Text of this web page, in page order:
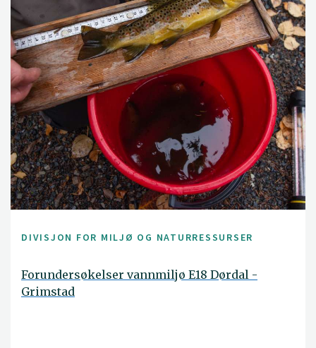
DIVISJON FOR MILJØ OG NATURRESSURSER
Forundersøkelser vannmiljø E18 Dørdal -
Grimstad